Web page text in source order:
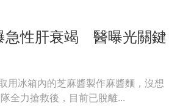
急性肝衰竭 醫曝光關鍵
用冰箱內的芝麻醬製作麻醬麵，沒想
全力搶救後，目前已脫離...